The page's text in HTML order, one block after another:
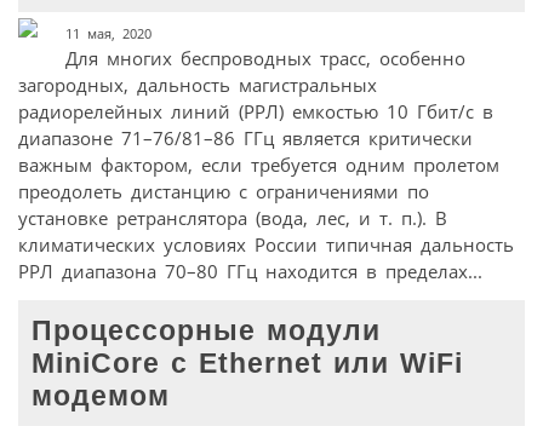
11 мая, 2020
Для многих беспроводных трасс, особенно
загородных, дальность магистральных
радиорелейных линий (РРЛ) емкостью 10 Гбит/с в
диапазоне 71–76/81–86 ГГц является критически
важным фактором, если требуется одним пролетом
преодолеть дистанцию с ограничениями по
установке ретранслятора (вода, лес, и т. п.). В
климатических условиях России типичная дальность
РРЛ диапазона 70–80 ГГц находится в пределах...
Процессорные модули
MiniCore c Ethernet или WiFi
модемом